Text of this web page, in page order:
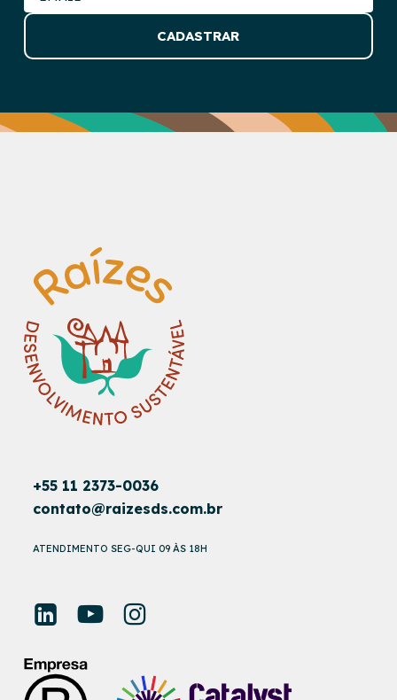
+55 11 2373-0036
contato@raizesds.com.br
ATENDIMENTO SEG-QUI 09 ÀS 18H